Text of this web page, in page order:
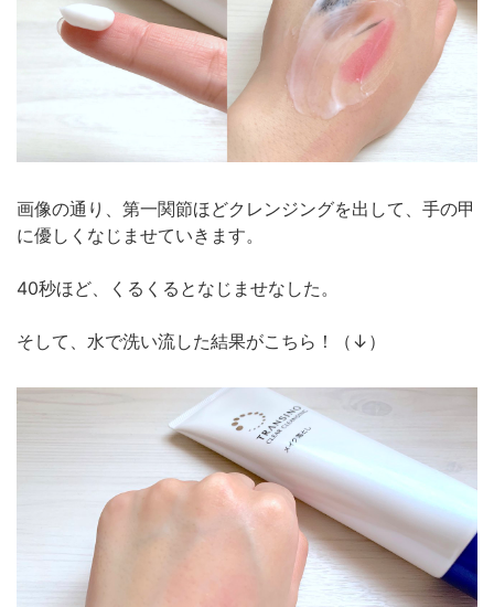
画像の通り、第一関節ほどクレンジングを出して、手の甲
に優しくなじませていきます。
40秒ほど、くるくるとなじませなした。
そして、水で洗い流した結果がこちら！（↓）